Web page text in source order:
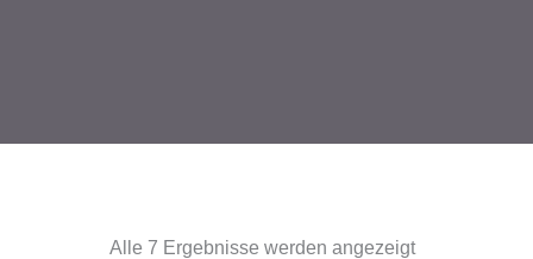
Alle 7 Ergebnisse werden angezeigt